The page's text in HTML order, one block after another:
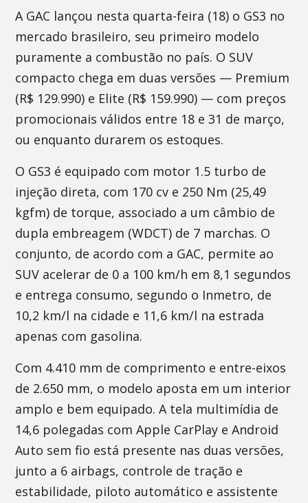
A GAC lançou nesta quarta-feira (18) o GS3 no
mercado brasileiro, seu primeiro modelo
puramente a combustão no país. O SUV
compacto chega em duas versões — Premium
(R$ 129.990) e Elite (R$ 159.990) — com preços
promocionais válidos entre 18 e 31 de março,
ou enquanto durarem os estoques.
O GS3 é equipado com motor 1.5 turbo de
injeção direta, com 170 cv e 250 Nm (25,49
kgfm) de torque, associado a um câmbio de
dupla embreagem (WDCT) de 7 marchas. O
conjunto, de acordo com a GAC, permite ao
SUV acelerar de 0 a 100 km/h em 8,1 segundos
e entrega consumo, segundo o Inmetro, de
10,2 km/l na cidade e 11,6 km/l na estrada
apenas com gasolina.
Com 4.410 mm de comprimento e entre-eixos
de 2.650 mm, o modelo aposta em um interior
amplo e bem equipado. A tela multimídia de
14,6 polegadas com Apple CarPlay e Android
Auto sem fio está presente nas duas versões,
junto a 6 airbags, controle de tração e
estabilidade, piloto automático e assistente